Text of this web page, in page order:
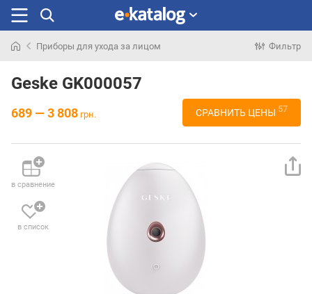
раньше
Приборы для ухода за лицом Фильтр
Geske GK000057
689 — 3 808 грн. СРАВНИТЬ ЦЕНЫ 57
в сравнение
в список